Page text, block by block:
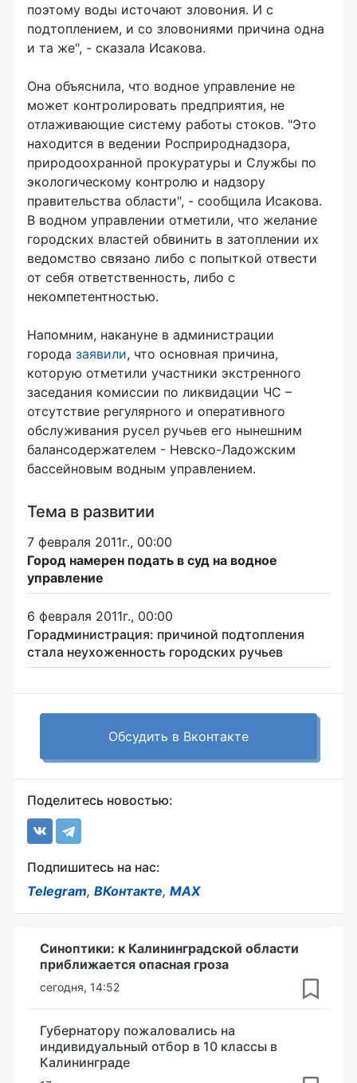
поэтому воды источают зловония. И с
подтоплением, и со зловониями причина одна
и та же", - сказала Исакова.
Она объяснила, что водное управление не
может контролировать предприятия, не
отлаживающие систему работы стоков. "Это
находится в ведении Росприроднадзора,
природоохранной прокуратуры и Службы по
экологическому контролю и надзору
правительства области", - сообщила Исакова.
В водном управлении отметили, что желание
городских властей обвинить в затоплении их
ведомство связано либо с попыткой отвести
от себя ответственность, либо с
некомпетентностью.
Напомним, накануне в администрации
города заявили, что основная причина,
которую отметили участники экстренного
заседания комиссии по ликвидации ЧС –
отсутствие регулярного и оперативного
обслуживания русел ручьев его нынешним
балансодержателем - Невско-Ладожским
бассейновым водным управлением.
Тема в развитии
7 февраля 2011г., 00:00
Город намерен подать в суд на водное
управление
6 февраля 2011г., 00:00
Горадминистрация: причиной подтопления
стала неухоженность городских ручьев
Обсудить в Вконтакте
Поделитесь новостью:
Подпишитесь на нас:
Telegram, ВКонтакте, MAX
Синоптики: к Калининградской области
приближается опасная гроза
сегодня, 14:52
Губернатору пожаловались на
индивидуальный отбор в 10 классы в
Калининграде